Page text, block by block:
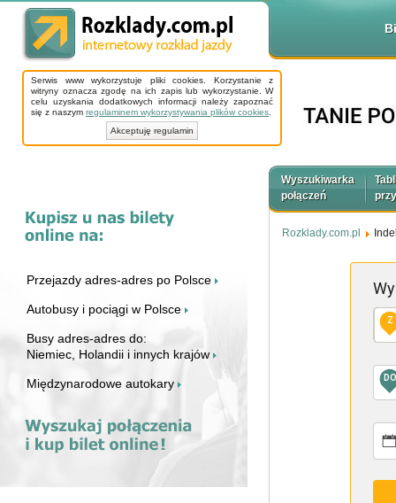
Serwis www wykorzystuje pliki cookies. Korzystanie z
witryny oznacza zgodę na ich zapis lub wykorzystanie. W
celu uzyskania dodatkowych informacji należy zapoznać
się z naszym regulaminem wykorzystywania plików cookies
Akceptuję regulamin
Przejazdy adres-adres po Polsce
Autobusy i pociągi w Polsce
Busy adres-adres do:
Niemiec, Holandii i innych krajów
Międzynarodowe autokary
Wyszukiwarka
połączeń
Rozklady.com.pl
Z
DO